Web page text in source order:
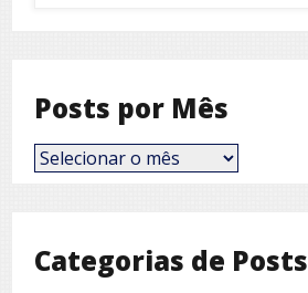
Posts por Mês
Posts
por
Categorias de Posts